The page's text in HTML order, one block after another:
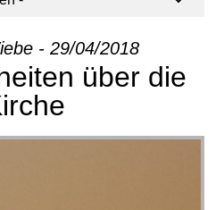
- 29/04/2018
über die